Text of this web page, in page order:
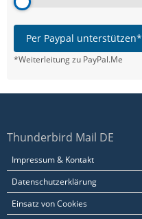
Per Paypal unterstützen*
*Weiterleitung zu PayPal.Me
Thunderbird Mail DE
Impressum & Kontakt
Datenschutzerklärung
Einsatz von Cookies